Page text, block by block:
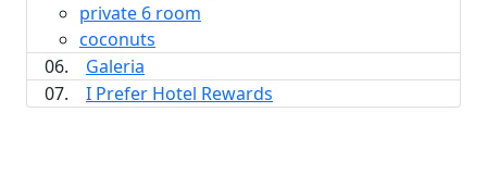
private 6 room
coconuts
06.
Galeria
07.
I Prefer Hotel Rewards